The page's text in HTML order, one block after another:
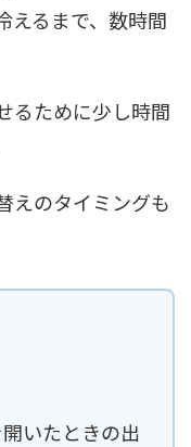
えるまで、数時間
るために少し時間
えのタイミングも
いたときの出